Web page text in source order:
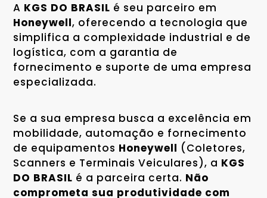
A KGS DO BRASIL é seu parceiro em
Honeywell, oferecendo a tecnologia que
simplifica a complexidade industrial e de
logística, com a garantia de
fornecimento e suporte de uma empresa
especializada.
Se a sua empresa busca a excelência em
mobilidade, automação e fornecimento
de equipamentos Honeywell (Coletores,
Scanners e Terminais Veiculares), a KGS
DO BRASIL é a parceira certa. Não
comprometa sua produtividade com